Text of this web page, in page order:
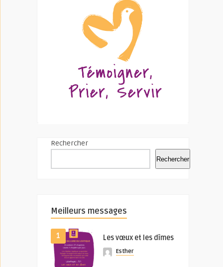
Rechercher
Rechercher
Meilleurs messages
1 Les vœux et les dîmes
Esther